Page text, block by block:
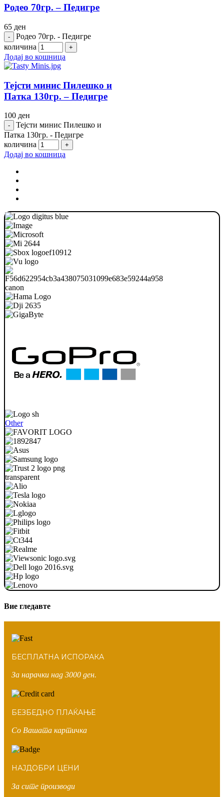
Родео 70гр. – Педигре
65 ден
Родео 70гр. - Педигре
количина
Додај во кошница
Тејсти минис Пилешко и
Патка 130гр. – Педигре
100 ден
Тејсти минис Пилешко и
Патка 130гр. - Педигре
количина
Додај во кошница
Other
Вие гледавте
БЕСПЛАТНА ИСПОРАКА
За нарачки над 3000 ден.
БЕЗБЕДНО ПЛАЌАЊЕ
Со Вашата картичка
НАЈДОБРИ ЦЕНИ
За сите производи